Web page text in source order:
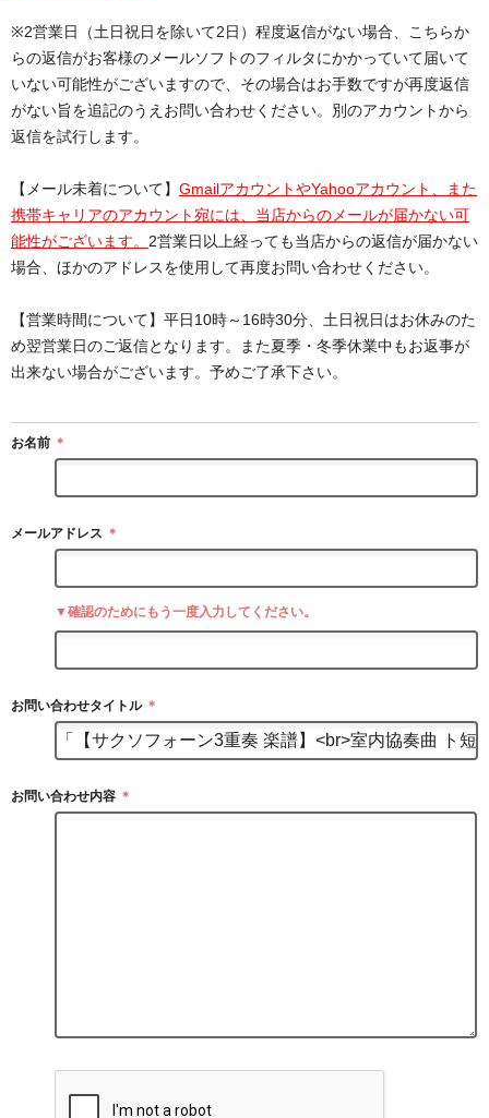
※2営業日（土日祝日を除いて2日）程度返信がない場合、こちらか
らの返信がお客様のメールソフトのフィルタにかかっていて届いて
いない可能性がございますので、その場合はお手数ですが再度返信
がない旨を追記のうえお問い合わせください。別のアカウントから
返信を試行します。
【メール未着について】 GmailアカウントやYahooアカウント、また
携帯キャリアのアカウント宛には、当店からのメールが届かない可
能性がございます。 2営業日以上経っても当店からの返信が届かない
場合、ほかのアドレスを使用して再度お問い合わせください。
【営業時間について】平日10時～16時30分、土日祝日はお休みのた
め翌営業日のご返信となります。また夏季・冬季休業中もお返事が
出来ない場合がございます。予めご了承下さい。
お名前 ＊
メールアドレス ＊
▼確認のためにもう一度入力してください。
お問い合わせタイトル ＊
お問い合わせ内容 ＊